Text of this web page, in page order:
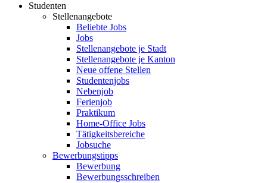
Studenten
Stellenangebote
Beliebte Jobs
Jobs
Stellenangebote je Stadt
Stellenangebote je Kanton
Neue offene Stellen
Studentenjobs
Nebenjob
Ferienjob
Praktikum
Home-Office Jobs
Tätigkeitsbereiche
Jobsuche
Bewerbungstipps
Bewerbung
Bewerbungsschreiben